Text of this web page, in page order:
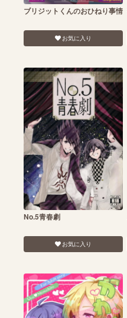
ブリジットくんのおひねり事情
お気に入り
No.5青春劇
お気に入り